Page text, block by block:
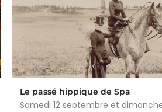
Le passé hippique de Spa